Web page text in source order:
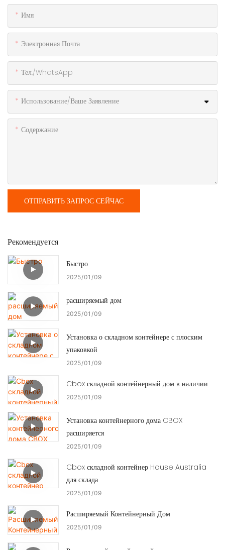
Имя
Электронная Почта
Тел./WhatsApp
Использование/ваше Заявление
Содержание
ОТПРАВИТЬ ЗАПРОС СЕЙЧАС
Рекомендуется
Быстро
2025 01 09
расширяемый дом
2025 01 09
Установка о складном контейнере с плоским
упаковкой
2025 01 09
Cbox складной контейнерный дом в наличии
2025 01 09
Установка контейнерного дома CBOX
расширяется
2025 01 09
Cbox складной контейнер House Australia
для склада
2025 01 09
Расширяемый Контейнерный Дом
2025 01 09